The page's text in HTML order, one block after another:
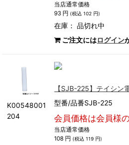
当店通常価格
93 円 (税込 102 円)
在庫：品切れ中
ご注文にはログイン
K00548001
204
【SJB-225】テイシン
型番/品番SJB-225
会員価格は会員様
当店通常価格
108 円 (税込 119 円)